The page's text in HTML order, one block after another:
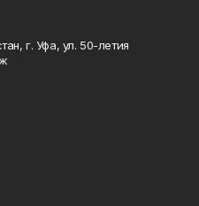
г. Уфа, ул. 50-летия